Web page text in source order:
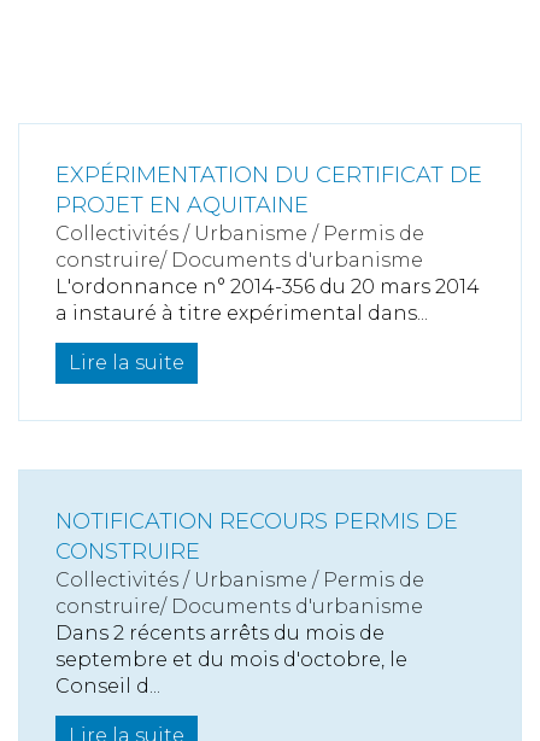
EXPÉRIMENTATION DU CERTIFICAT DE
PROJET EN AQUITAINE
Collectivités / Urbanisme / Permis de
construire/ Documents d'urbanisme
L'ordonnance n° 2014-356 du 20 mars 2014
a instauré à titre expérimental dans...
Lire la suite
NOTIFICATION RECOURS PERMIS DE
CONSTRUIRE
Collectivités / Urbanisme / Permis de
construire/ Documents d'urbanisme
Dans 2 récents arrêts du mois de
septembre et du mois d'octobre, le
Conseil d...
Lire la suite